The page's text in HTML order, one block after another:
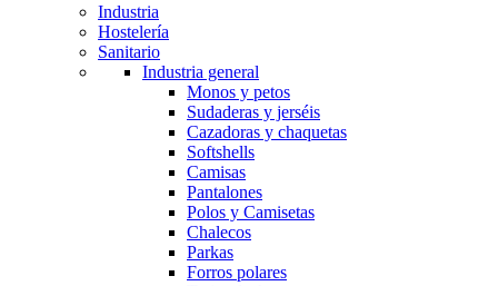
Industria
Hostelería
Sanitario
Industria general
Monos y petos
Sudaderas y jerséis
Cazadoras y chaquetas
Softshells
Camisas
Pantalones
Polos y Camisetas
Chalecos
Parkas
Forros polares